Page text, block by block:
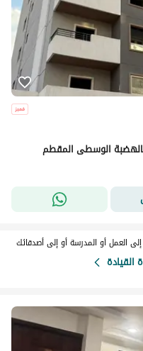
العمل أو المدرسة أو إلى أصدقائك
القيادة